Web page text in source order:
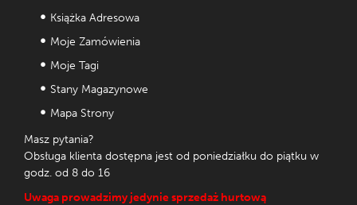
Książka Adresowa
Moje Zamówienia
Moje Tagi
Stany Magazynowe
Mapa Strony
Masz pytania?
Obsługa klienta dostępna jest od poniedziałku do piątku w
godz. od 8 do 16
Uwaga prowadzimy jedynie sprzedaż hurtową